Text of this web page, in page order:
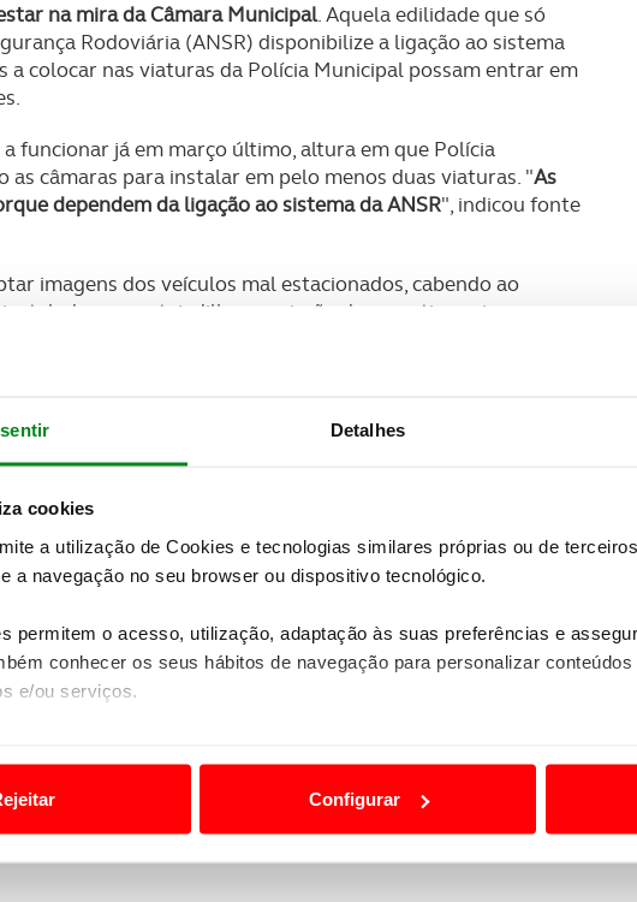
Detalhes
cookies
a utilização de Cookies e tecnologias similares próprias ou de
a navegação no seu browser ou dispositivo tecnológico.
permitem o acesso, utilização, adaptação às suas preferências e
conhecer os seus hábitos de navegação para personalizar
e/ou serviços.
melhorar a sua experiência digital, personalizar conteúdos e
redes sociais, bem como para analisar dados de navegação no nosso
Configurar
na mira da Câmara Municipal. Aquela edilidade que só
Rodoviária (ANSR) disponibilize a ligação ao sistema
a colocar nas viaturas da Polícia Municipal possam entrar em
funcionar já em março último, altura em que Polícia
câmaras para instalar em pelo menos duas viaturas. "As
dependem da ligação ao sistema da ANSR", indicou fonte
imagens dos veículos mal estacionados, cabendo ao
no seu tejadilho a emissão da respetiva coima.
e do universo ACP.
Polícia Municipal e dos radares móveis de controlo de
ano a fiscalizar os infratores nos corredores BUS e
comum, na qual anda um elemento da STCP e um fiscal da
e acreditados, para fazer a fiscalização exclusiva no
", afirmou o comandante da Polícia Municipal, António
pelo menos cinco viaturas afetas a este controlo, com pelo